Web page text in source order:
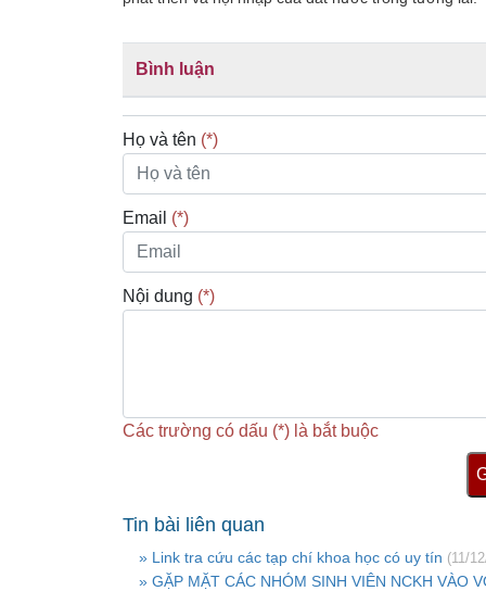
Bình luận
Họ và tên (*)
Email (*)
Nội dung (*)
Các trường có dấu (*) là bắt buộc
Tin bài liên quan
» Link tra cứu các tạp chí khoa học có uy tín (11/
» GẶP MẶT CÁC NHÓM SINH VIÊN NCKH VÀO